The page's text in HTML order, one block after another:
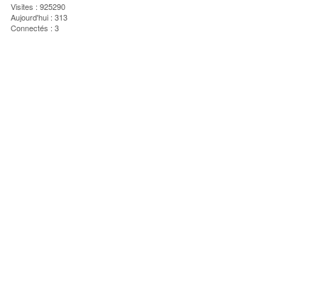
Visites : 925290
Aujourd'hui : 313
Connectés : 3